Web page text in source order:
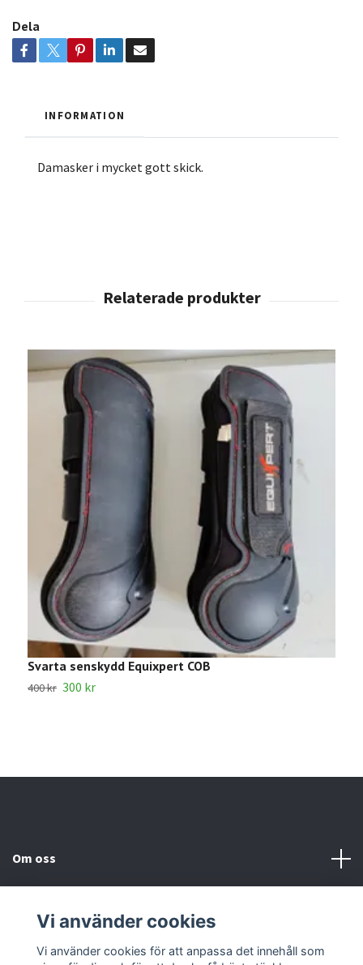
Dela
INFORMATION
Damasker i mycket gott skick.
Svarta senskydd Equixpert COB
400 kr 300 kr
Om oss
Kontakta oss
Vi använder cookies
Vi använder cookies för att anpassa det innehåll som